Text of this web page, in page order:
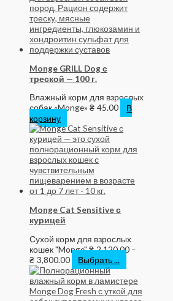
Monge GRILL Dog с
треской — 100 г.
Влажный корм для взрослых
собак «Monge» ₴ 45.00
В
корзину
Monge Cat Sensitive с
курицей
Сухой корм для взрослых
кошек "Monge"₴ 2,120.00 –
₴ 3,800.00 Выбрать ...